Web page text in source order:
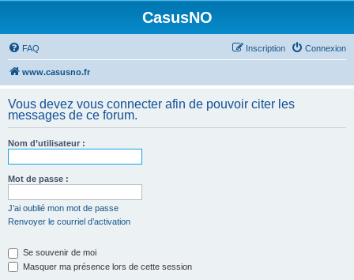
CasusNO
FAQ Connexion
Inscription
www.casusno.fr
Vous devez vous connecter afin de pouvoir citer les
messages de ce forum.
Nom d’utilisateur :
Mot de passe :
J’ai oublié mon mot de passe
Renvoyer le courriel d’activation
Se souvenir de moi
Masquer ma présence lors de cette session